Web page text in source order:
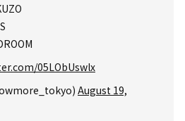
05LObUswlx
August 19,